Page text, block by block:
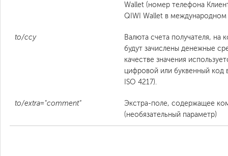
Wallet (номер телефона
QIWI Wallet в
to/ccy
Валюта счета получателя, на
будут зачислены денежные
качестве значения
цифровой или буквенный код
ISO 4217).
to/extra="comment"
Экстра-поле, содержащее
(необязательный параметр)